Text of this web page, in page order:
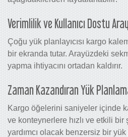
Verimlilik ve Kullanıcı Dostu
Çoğu yük planlayıcısı kargo
bir ekranda tutar. Arayüzdeki
yapma ihtiyacını ortadan kaldırır.
Zaman Kazandıran Yük
Kargo öğelerini saniyeler içinde
ve konteynerlere hızlı ve etkili
yardımcı olacak benzersiz bir